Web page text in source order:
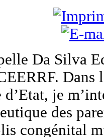
Da Silva
Dans
je
des
congénital